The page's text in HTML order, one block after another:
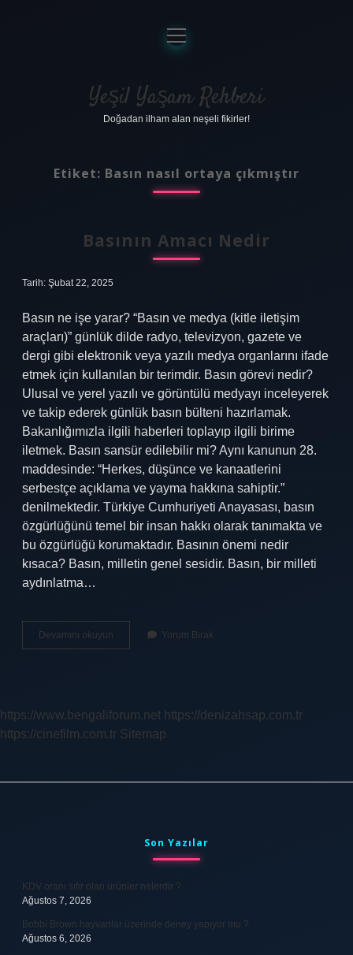
Anasayfa
Gizlilik Politikası
Yasal Uyarı
menüyü
aç
Yeşil Yaşam Rehberi
Doğadan ilham alan neşeli fikirler!
Etiket: Basın nasıl ortaya çıkmıştır
Basının Amacı Nedir
Tarih: Şubat 22, 2025
Basın ne işe yarar? “Basın ve medya (kitle iletişim
araçları)” günlük dilde radyo, televizyon, gazete ve
dergi gibi elektronik veya yazılı medya organlarını ifade
etmek için kullanılan bir terimdir. Basın görevi nedir?
Ulusal ve yerel yazılı ve görüntülü medyayı inceleyerek
ve takip ederek günlük basın bülteni hazırlamak.
Bakanlığımızla ilgili haberleri toplayıp ilgili birime
iletmek. Basın sansür edilebilir mi? Aynı kanunun 28.
maddesinde: “Herkes, düşünce ve kanaatlerini
serbestçe açıklama ve yayma hakkına sahiptir.”
denilmektedir. Türkiye Cumhuriyeti Anayasası, basın
özgürlüğünü temel bir insan hakkı olarak tanımakta ve
bu özgürlüğü korumaktadır. Basının önemi nedir
kısaca? Basın, milletin genel sesidir. Basın, bir milleti
aydınlatma…
Devamını okuyun
Amacı
Yorum Bırak
https://www.bengaliforum.net https://denizahsap.com.tr
https://cinefilm.com.tr Sitemap
Son Yazılar
KDV oranı sıfır olan ürünler nelerdir ?
Ağustos 7, 2026
Bobbi Brown hayvanlar üzerinde deney yapıyor mu ?
Ağustos 6, 2026